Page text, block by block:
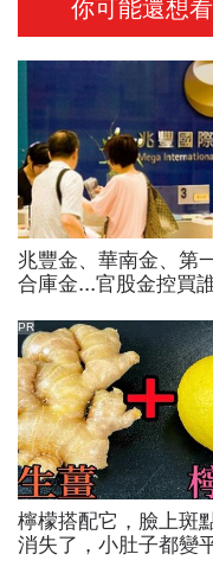
你可能還想看
兆豐金、華南金、第
合庫金...官股金控買
冠王」，除息日、發
看
檸檬搭配它，臉上斑
消失了，小肚子都變
PR